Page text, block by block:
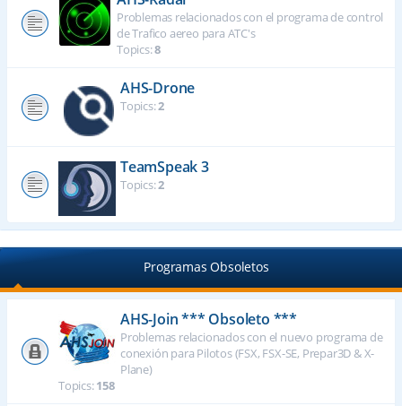
Problemas relacionados con el programa de control
de Trafico aereo para ATC's
Topics:8
AHS-Drone
Topics:2
TeamSpeak 3
Topics:2
Programas Obsoletos
AHS-Join *** Obsoleto ***
Problemas relacionados con el nuevo programa de
conexión para Pilotos (FSX, FSX-SE, Prepar3D & X-
Plane)
Topics:158